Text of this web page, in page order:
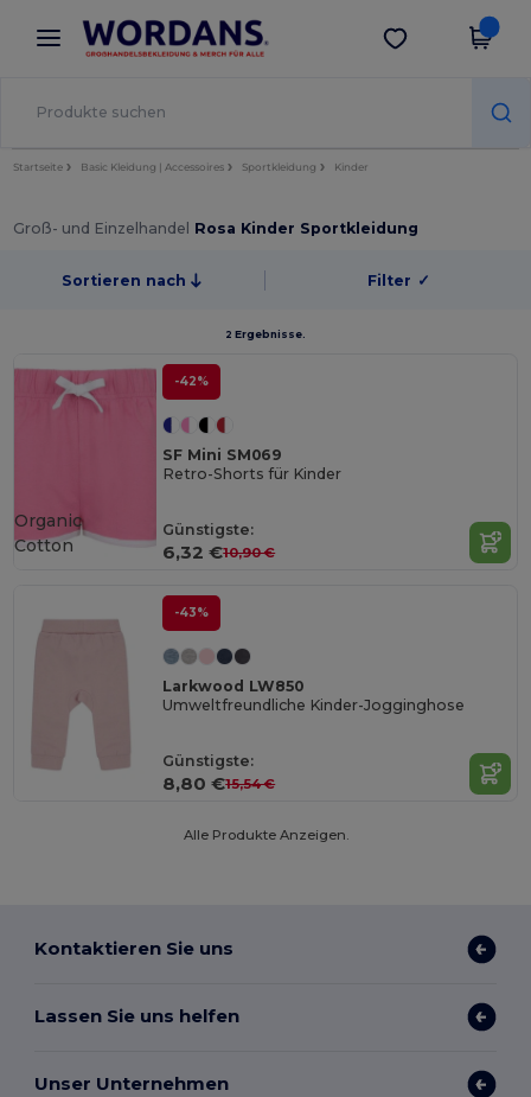
× Wordans App
Bessere Preise in der App!
App holen
Startseite Basic Kleidung | Accessoires Sportkleidung Kinder
Groß- und Einzelhandel Rosa Kinder Sportkleidung
Sortieren nach Filter ✓
2 Ergebnisse.
-42%
SF Mini SM069
Retro-Shorts für Kinder
Günstigste:
6,32 €10,90 €
Organic
Cotton
-43%
Larkwood LW850
Umweltfreundliche Kinder-Jogginghose
Günstigste:
8,80 €15,54 €
Alle Produkte Anzeigen.
Kontaktieren Sie uns
Lassen Sie uns helfen
Unser Unternehmen